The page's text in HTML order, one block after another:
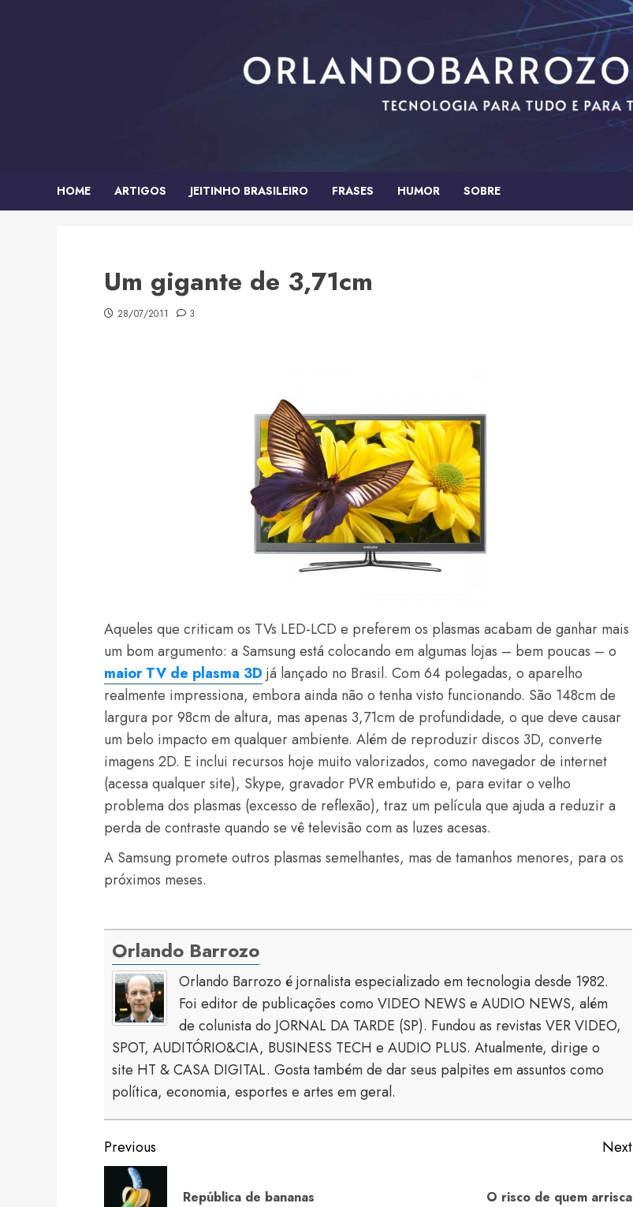
HOME ARTIGOS JEITINHO BRASILEIRO FRASES HUMOR SOBRE
Um gigante de 3,71cm
28/07/2011 3
Aqueles que criticam os TVs LED-LCD e preferem os plasmas acabam de ganhar mais
um bom argumento: a Samsung está colocando em algumas lojas – bem poucas – o
maior TV de plasma 3D já lançado no Brasil. Com 64 polegadas, o aparelho
realmente impressiona, embora ainda não o tenha visto funcionando. São 148cm de
largura por 98cm de altura, mas apenas 3,71cm de profundidade, o que deve causar
um belo impacto em qualquer ambiente. Além de reproduzir discos 3D, converte
imagens 2D. E inclui recursos hoje muito valorizados, como navegador de internet
(acessa qualquer site), Skype, gravador PVR embutido e, para evitar o velho
problema dos plasmas (excesso de reflexão), traz um película que ajuda a reduzir a
perda de contraste quando se vê televisão com as luzes acesas.
A Samsung promete outros plasmas semelhantes, mas de tamanhos menores, para os
próximos meses.
Orlando Barrozo
Orlando Barrozo é jornalista especializado em tecnologia desde 1982.
Foi editor de publicações como VIDEO NEWS e AUDIO NEWS, além
de colunista do JORNAL DA TARDE (SP). Fundou as revistas VER VIDEO,
SPOT, AUDITÓRIO&CIA, BUSINESS TECH e AUDIO PLUS. Atualmente, dirige o
site HT & CASA DIGITAL. Gosta também de dar seus palpites em assuntos como
política, economia, esportes e artes em geral.
Continue
Reading
Previous
República de bananas
Next
O risco de quem arrisca